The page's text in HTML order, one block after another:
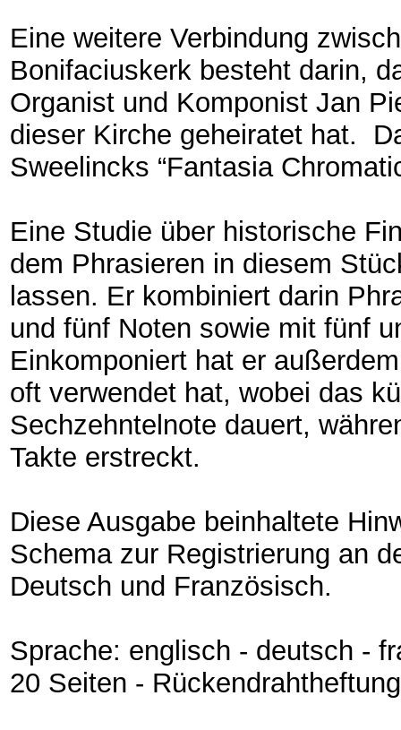
Eine weitere Verbindung
Bonifaciuskerk besteht darin,
Organist und Komponist Jan
dieser Kirche geheiratet hat.
Sweelincks “Fantasia
Eine Studie über historische
dem Phrasieren in diesem
lassen. Er kombiniert darin
und fünf Noten sowie mit fünf
Einkomponiert hat er
oft verwendet hat, wobei das
Sechzehntelnote dauert,
Takte erstreckt.
Diese Ausgabe beinhaltete
Schema zur Registrierung an
Deutsch und Französisch.
Sprache: englisch - deutsch -
20 Seiten - Rückendrahtheftung